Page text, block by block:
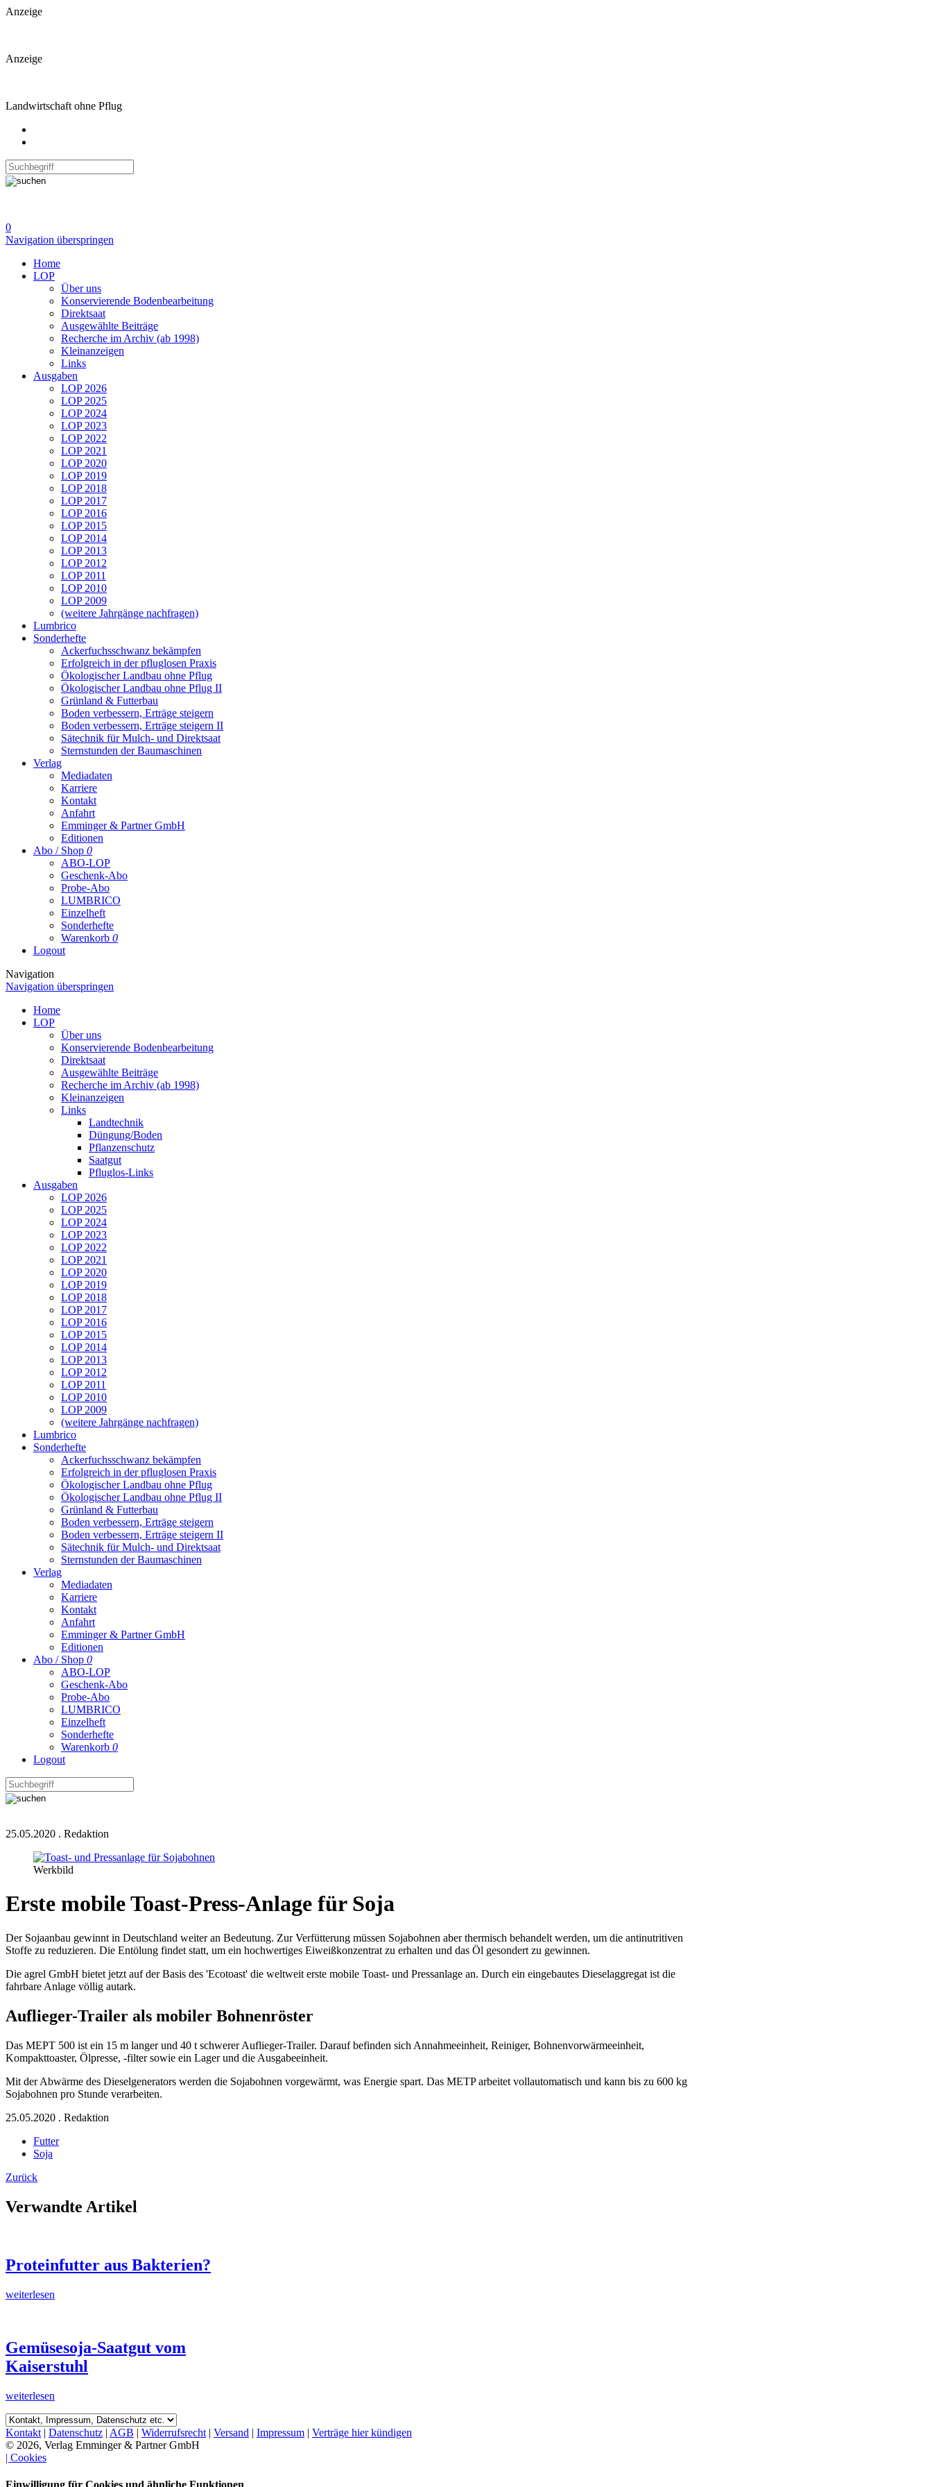
Anzeige
Anzeige
Landwirtschaft ohne Pflug
0
Navigation überspringen
Home
LOP
Über uns
Konservierende Bodenbearbeitung
Direktsaat
Ausgewählte Beiträge
Recherche im Archiv (ab 1998)
Kleinanzeigen
Links
Ausgaben
LOP 2026
LOP 2025
LOP 2024
LOP 2023
LOP 2022
LOP 2021
LOP 2020
LOP 2019
LOP 2018
LOP 2017
LOP 2016
LOP 2015
LOP 2014
LOP 2013
LOP 2012
LOP 2011
LOP 2010
LOP 2009
(weitere Jahrgänge nachfragen)
Lumbrico
Sonderhefte
Ackerfuchsschwanz bekämpfen
Erfolgreich in der pfluglosen Praxis
Ökologischer Landbau ohne Pflug
Ökologischer Landbau ohne Pflug II
Grünland & Futterbau
Boden verbessern, Erträge steigern
Boden verbessern, Erträge steigern II
Sätechnik für Mulch- und Direktsaat
Sternstunden der Baumaschinen
Verlag
Mediadaten
Karriere
Kontakt
Anfahrt
Emminger & Partner GmbH
Editionen
Abo / Shop 0
ABO-LOP
Geschenk-Abo
Probe-Abo
LUMBRICO
Einzelheft
Sonderhefte
Warenkorb 0
Logout
Navigation
Navigation überspringen
Home
LOP
Über uns
Konservierende Bodenbearbeitung
Direktsaat
Ausgewählte Beiträge
Recherche im Archiv (ab 1998)
Kleinanzeigen
Links
Landtechnik
Düngung/Boden
Pflanzenschutz
Saatgut
Pfluglos-Links
Ausgaben
LOP 2026
LOP 2025
LOP 2024
LOP 2023
LOP 2022
LOP 2021
LOP 2020
LOP 2019
LOP 2018
LOP 2017
LOP 2016
LOP 2015
LOP 2014
LOP 2013
LOP 2012
LOP 2011
LOP 2010
LOP 2009
(weitere Jahrgänge nachfragen)
Lumbrico
Sonderhefte
Ackerfuchsschwanz bekämpfen
Erfolgreich in der pfluglosen Praxis
Ökologischer Landbau ohne Pflug
Ökologischer Landbau ohne Pflug II
Grünland & Futterbau
Boden verbessern, Erträge steigern
Boden verbessern, Erträge steigern II
Sätechnik für Mulch- und Direktsaat
Sternstunden der Baumaschinen
Verlag
Mediadaten
Karriere
Kontakt
Anfahrt
Emminger & Partner GmbH
Editionen
Abo / Shop 0
ABO-LOP
Geschenk-Abo
Probe-Abo
LUMBRICO
Einzelheft
Sonderhefte
Warenkorb 0
Logout
25.05.2020 . Redaktion
Werkbild
Erste mobile Toast-Press-Anlage für Soja
Der Sojaanbau gewinnt in Deutschland weiter an Bedeutung. Zur Verfütterung müssen Sojabohnen aber thermisch behandelt werden, um die antinutritiven
Stoffe zu reduzieren. Die Entölung findet statt, um ein hochwertiges Eiweißkonzentrat zu erhalten und das Öl gesondert zu gewinnen.
Die agrel GmbH bietet jetzt auf der Basis des 'Ecotoast' die weltweit erste mobile Toast- und Pressanlage an. Durch ein eingebautes Dieselaggregat ist die
fahrbare Anlage völlig autark.
Auflieger-Trailer als mobiler Bohnenröster
Das MEPT 500 ist ein 15 m langer und 40 t schwerer Auflieger-Trailer. Darauf befinden sich Annahmeeinheit, Reiniger, Bohnenvorwärmeeinheit,
Kompakttoaster, Ölpresse, -filter sowie ein Lager und die Ausgabeeinheit.
Mit der Abwärme des Dieselgenerators werden die Sojabohnen vorgewärmt, was Energie spart. Das METP arbeitet vollautomatisch und kann bis zu 600 kg
Sojabohnen pro Stunde verarbeiten.
25.05.2020 . Redaktion
Futter
Soja
Zurück
Verwandte Artikel
Proteinfutter aus Bakterien?
weiterlesen
Gemüsesoja-Saatgut vom
Kaiserstuhl
weiterlesen
Kontakt | Datenschutz | AGB | Widerrufsrecht | Versand | Impressum | Verträge hier kündigen
© 2026, Verlag Emminger & Partner GmbH
| Cookies